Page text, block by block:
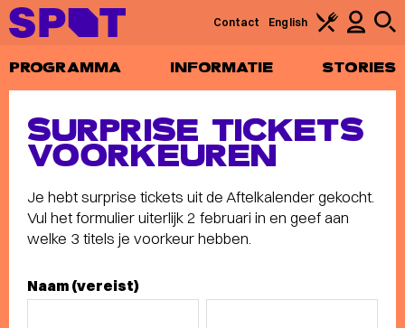
PROGRAMMA INFORMATIE STORIES
Contact English
SURPRISE TICKETS
VOORKEUREN
Je hebt surprise tickets uit de Aftelkalender gekocht.
Vul het formulier uiterlijk 2 februari in en geef aan
welke 3 titels je voorkeur hebben.
Naam (vereist)